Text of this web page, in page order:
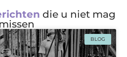
die u niet mag
BLOG